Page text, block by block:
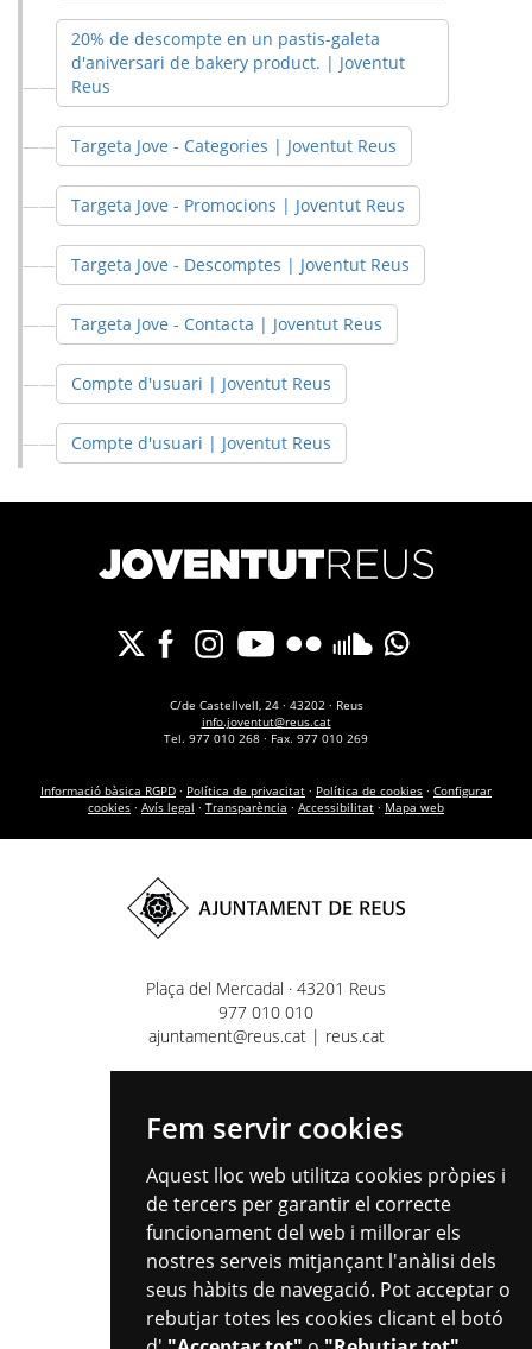
Fem servir cookies
Aquest lloc web utilitza cookies pròpies i
de tercers per garantir el correcte
funcionament del web i millorar els
nostres serveis mitjançant l'anàlisi dels
seus hàbits de navegació. Pot acceptar o
rebutjar totes les cookies clicant el botó
20% de descompte en un pastis-galeta
d'aniversari de bakery product. | Joventut
Reus
Targeta Jove - Categories | Joventut Reus
Targeta Jove - Promocions | Joventut Reus
Targeta Jove - Descomptes | Joventut Reus
Targeta Jove - Contacta | Joventut Reus
Compte d'usuari | Joventut Reus
Compte d'usuari | Joventut Reus
C/de Castellvell, 24 · 43202 · Reus
info.joventut@reus.cat
Tel. 977 010 268 · Fax. 977 010 269
Informació bàsica RGPD · Política de privacitat · Política de cookies · Configurar
cookies · Avís legal · Transparència · Accessibilitat · Mapa web
Plaça del Mercadal · 43201 Reus
977 010 010
ajuntament@reus.cat | reus.cat